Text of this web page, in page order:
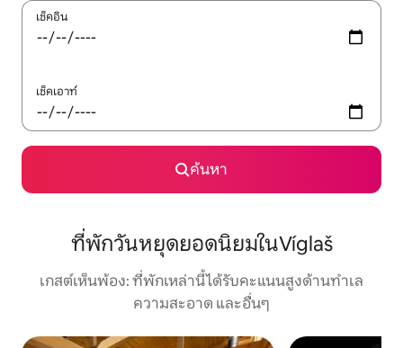
เช็คอิน
เช็คเอาท์
ค้นหา
ที่พักวันหยุดยอดนิยมในVíglaš
เกสต์เห็นพ้อง: ที่พักเหล่านี้ได้รับคะแนนสูงด้านทำเล
ความสะอาด และอื่นๆ